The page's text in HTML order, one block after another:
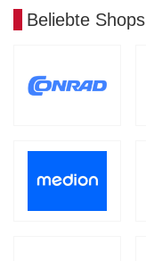
Beliebte Shops